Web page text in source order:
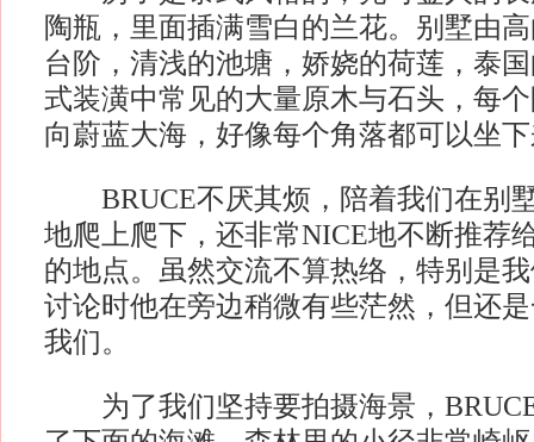
陶瓶，里面插满雪白的兰花。别墅由
台阶，清浅的池塘，娇娆的荷莲，泰
式装潢中常见的大量原木与石头，每
向蔚蓝大海，好像每个角落都可以坐
BRUCE不厌其烦，陪着我们在别
地爬上爬下，还非常NICE地不断推荐
的地点。虽然交流不算热络，特别是
讨论时他在旁边稍微有些茫然，但还
我们。
为了我们坚持要拍摄海景，